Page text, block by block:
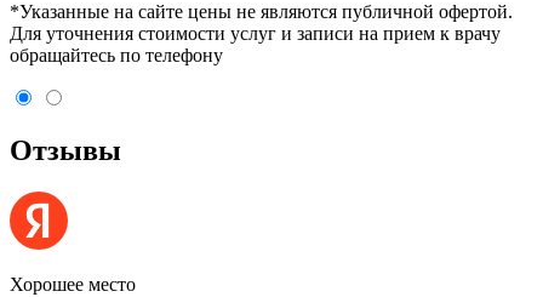
*Указанные на сайте цены не являются публичной офертой.
Для уточнения стоимости услуг и записи на прием к врачу
обращайтесь по телефону
Отзывы
Хорошее место